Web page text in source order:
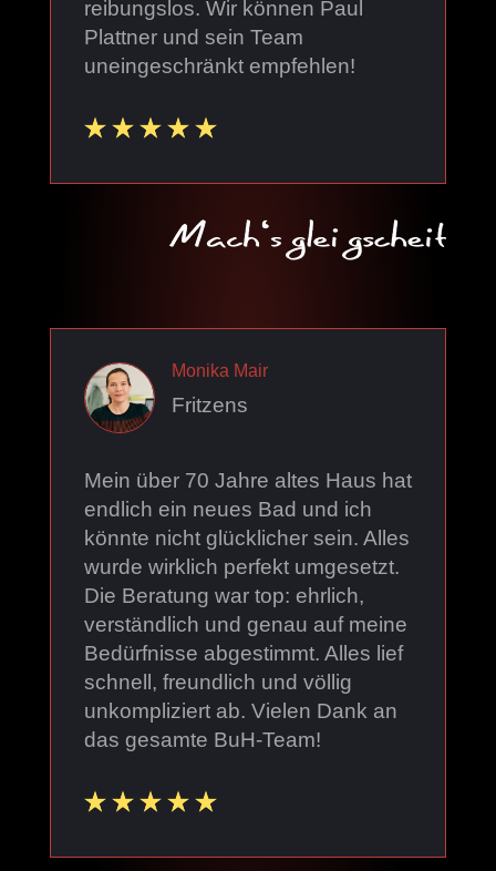
reibungslos. Wir können Paul
Plattner und sein Team
uneingeschränkt empfehlen!
Monika Mair
Fritzens
Mein über 70 Jahre altes Haus hat
endlich ein neues Bad und ich
könnte nicht glücklicher sein. Alles
wurde wirklich perfekt umgesetzt.
Die Beratung war top: ehrlich,
verständlich und genau auf meine
Bedürfnisse abgestimmt. Alles lief
schnell, freundlich und völlig
unkompliziert ab. Vielen Dank an
das gesamte BuH-Team!